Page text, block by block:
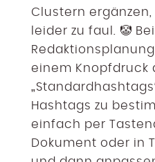
Clustern
leider zu faul. 🤡
einem Knopfdruck
Hashtags zu
einfach per
Dokument oder in